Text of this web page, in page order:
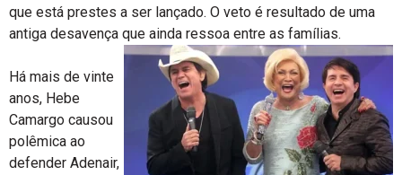
que está prestes a ser lançado. O veto é resultado de uma
antiga desavença que ainda ressoa entre as famílias.
Há mais de vinte
anos, Hebe
Camargo causou
polêmica ao
defender Adenair,